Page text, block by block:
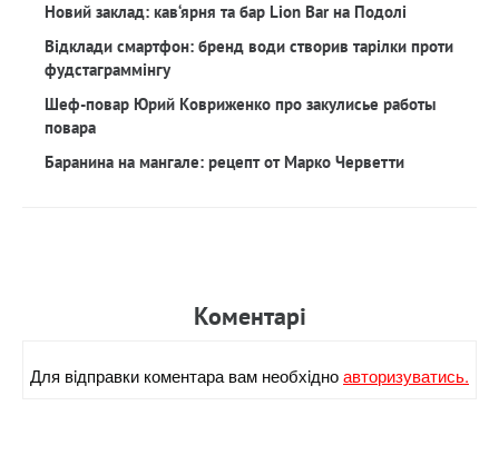
Новий заклад: кав‘ярня та бар Lion Bar на Подолі
Відклади смартфон: бренд води створив тарілки проти
фудстаграммінгу
Шеф-повар Юрий Ковриженко про закулисье работы
повара
Баранина на мангале: рецепт от Марко Черветти
Коментарi
Для вiдправки коментара вам необхiдноавторизуватись.